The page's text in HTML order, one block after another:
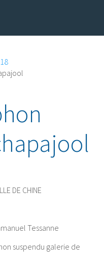
DE CHINE
Tessanne
suspendu galerie de